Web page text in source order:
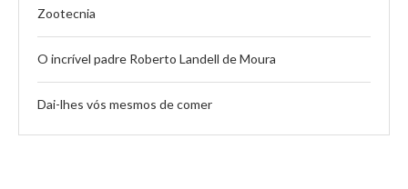
Zootecnia
O incrível padre Roberto Landell de Moura
Dai-lhes vós mesmos de comer